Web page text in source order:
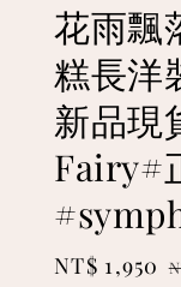
花雨飄
糕長洋
新品現
Fairy#
Sale
NT$ 1,950